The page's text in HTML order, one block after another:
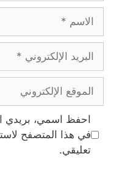
الاسم
البريد
الإلكتروني
الموقع
الإلكتروني
احفظ اسمي، بريدي
في هذا المتصفح
تعليقي.